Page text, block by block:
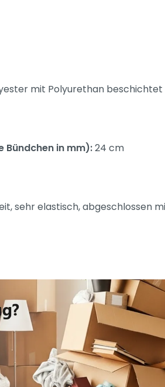
mit Polyurethan beschichtet
Bündchen in mm):24 cm
sehr elastisch, abgeschlossen